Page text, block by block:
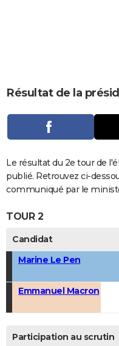
CARTE DE VOEUX
DICTIONNAIRE
Dictionnaire
Biographies
Expressions
Proverbes
PROGRAMME TV
COPAINS D'AVANT
Se connecter
Collèges
Universités
Entreprises
Service militaire
Avis de recherche
AVIS DE DÉCÈS
FORUM
Bricolage
Culture
Television
Voyage
Résultat de la
Le résultat du 2e tour de
publié. Retrouvez ci-
communiqué par le
TOUR 2
Candidat
Marine Le Pen
Emmanuel Macron
Participation au scrutin